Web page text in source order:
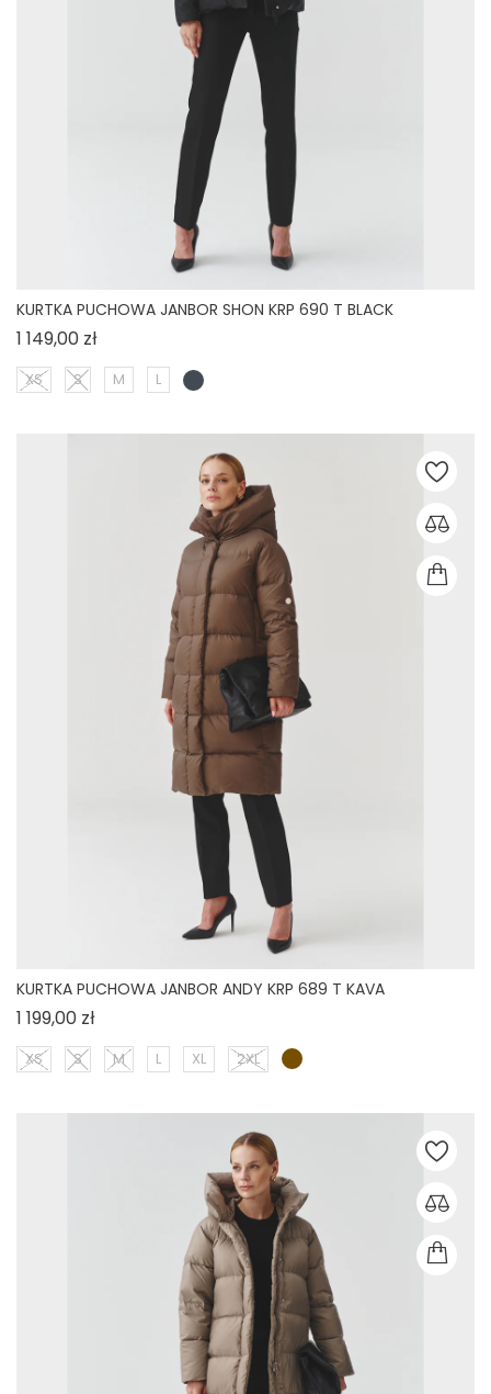
KURTKA PUCHOWA JANBOR SHON KRP 690 T BLACK
1 149,00 złCena
XS S M L
KURTKA PUCHOWA JANBOR ANDY KRP 689 T KAVA
1 199,00 złCena
XS S M L XL 2XL